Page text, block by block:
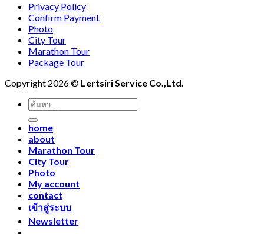
Privacy Policy
Confirm Payment
Photo
City Tour
Marathon Tour
Package Tour
Copyright 2026 © Lertsiri Service Co.,Ltd.
ค้นหา:
home
about
Marathon Tour
City Tour
Photo
My account
contact
เข้าสู่ระบบ
Newsletter